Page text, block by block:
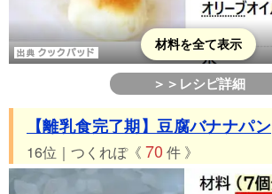
材料を全て表示
＞＞レシピ詳細
【離乳食完了期】豆腐バナナパン
16位｜つくれぽ《 70 件 》